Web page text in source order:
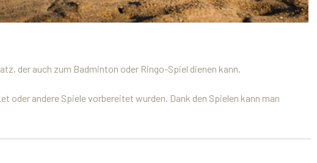
der auch zum Badminton oder Ringo-Spiel dienen kann.
oder andere Spiele vorbereitet wurden. Dank den Spielen kann man